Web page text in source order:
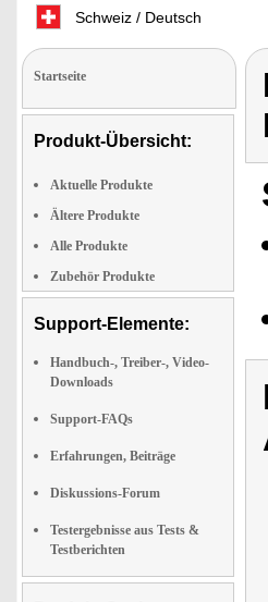
Schweiz / Deutsch
Startseite
Produkt-Übersicht:
Aktuelle Produkte
Ältere Produkte
Alle Produkte
Zubehör Produkte
Support-Elemente:
Handbuch-, Treiber-, Video-
Downloads
Support-FAQs
Erfahrungen, Beiträge
Diskussions-Forum
Testergebnisse aus Tests &
Testberichten